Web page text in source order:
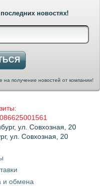
новостях!
на получение новостей от компании!
ул. Совхозная, 20
ул. Совхозная, 20
и обмена